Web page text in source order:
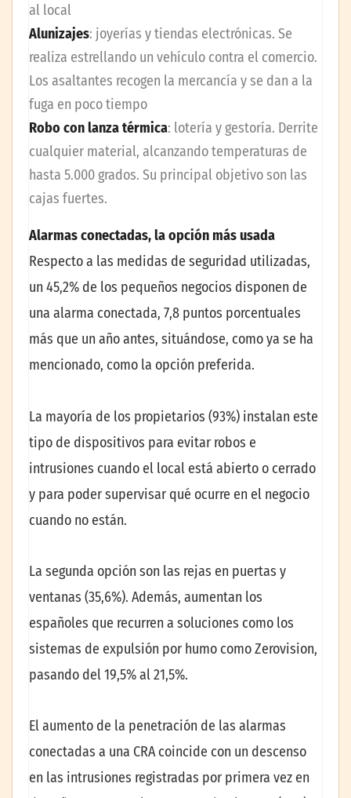
al local
Alunizajes: joyerías y tiendas electrónicas. Se
realiza estrellando un vehículo contra el comercio.
Los asaltantes recogen la mercancía y se dan a la
fuga en poco tiempo
Robo con lanza térmica: lotería y gestoría. Derrite
cualquier material, alcanzando temperaturas de
hasta 5.000 grados. Su principal objetivo son las
cajas fuertes.
Alarmas conectadas, la opción más usada
Respecto a las medidas de seguridad utilizadas,
un 45,2% de los pequeños negocios disponen de
una alarma conectada, 7,8 puntos porcentuales
más que un año antes, situándose, como ya se ha
mencionado, como la opción preferida.
La mayoría de los propietarios (93%) instalan este
tipo de dispositivos para evitar robos e
intrusiones cuando el local está abierto o cerrado
y para poder supervisar qué ocurre en el negocio
cuando no están.
La segunda opción son las rejas en puertas y
ventanas (35,6%). Además, aumentan los
españoles que recurren a soluciones como los
sistemas de expulsión por humo como Zerovision,
pasando del 19,5% al 21,5%.
El aumento de la penetración de las alarmas
conectadas a una CRA coincide con un descenso
en las intrusiones registradas por primera vez en